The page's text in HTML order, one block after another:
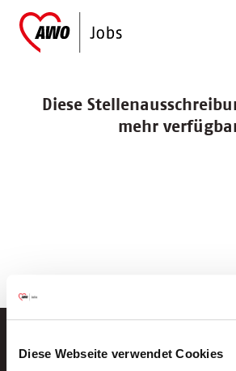
Diese Webseite verwendet Cookies
Diese
mehr